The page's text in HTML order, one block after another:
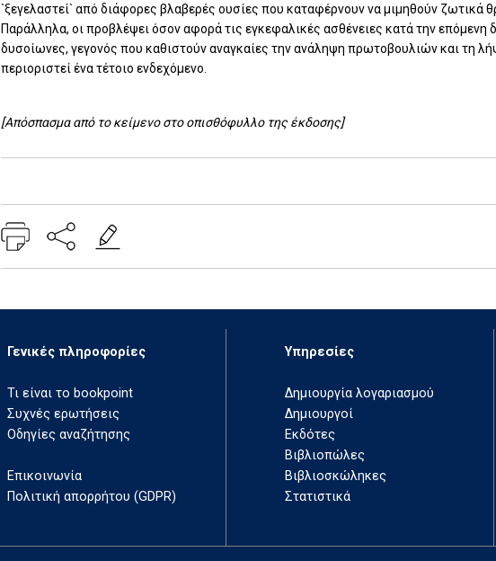
`ξεγελαστεί` από διάφορες βλαβερές ουσίες που καταφέρνουν να μιμηθούν ζωτικά
Παράλληλα, οι προβλέψει όσον αφορά τις εγκεφαλικές ασθένειες κατά την επόμενη
δυσοίωνες, γεγονός που καθιστούν αναγκαίες την ανάληψη πρωτοβουλιών και τη
περιοριστεί ένα τέτοιο ενδεχόμενο.
[Απόσπασμα από το κείμενο στο οπισθόφυλλο της έκδοσης]
Γενικές πληροφορίες
Τι είναι το bookpoint
Συχνές ερωτήσεις
Οδηγίες αναζήτησης
Επικοινωνία
Πολιτική απορρήτου (GDPR)
Υπηρεσίες
Δημιουργία λογαριασμού
Δημιουργοί
Εκδότες
Βιβλιοπώλες
Βιβλιοσκώληκες
Στατιστικά